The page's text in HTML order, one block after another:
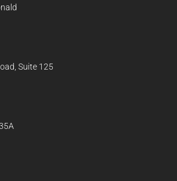
Suite 125